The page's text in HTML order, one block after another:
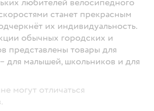
станет прекрасным
их индивидуальность.
обычных городских и
представлены товары для
для малышей, школьников и для
могут отличаться